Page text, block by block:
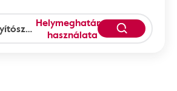
Helymeghatározás
használata